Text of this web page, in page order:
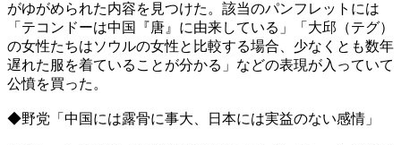
がゆがめられた内容を見つけた。該当のパンフレットには
「テコンドーは中国『唐』に由来している」「大邱（テグ）
の女性たちはソウルの女性と比較する場合、少なくとも数年
遅れた服を着ていることが分かる」などの表現が入っていて
公憤を買った。
◆野党「中国には露骨に事大、日本には実益のない感情」